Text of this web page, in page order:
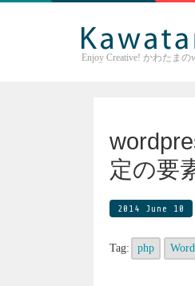
Enjoy Creative! かわたまの
定の要
2014 June 10
Tag: php